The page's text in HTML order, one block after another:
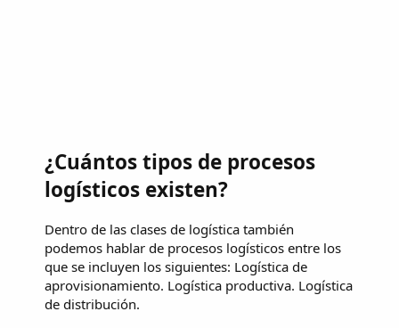
¿Cuántos tipos de procesos
logísticos existen?
Dentro de las clases de logística también
podemos hablar de procesos logísticos entre los
que se incluyen los siguientes: Logística de
aprovisionamiento. Logística productiva. Logística
de distribución.